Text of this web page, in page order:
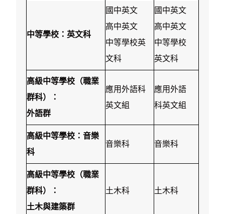
中等學校：英文科
國中英文
高中英文
中等學校英
文科
國中英文
高中英文
中等學校
英文科
高級中等學校（職業
群科）：
外語群
應用外語科
英文組
應用外語
科英文組
高級中等學校：音樂
科
音樂科 音樂科
高級中等學校（職業
群科）：
土木與建築群
土木科 土木科